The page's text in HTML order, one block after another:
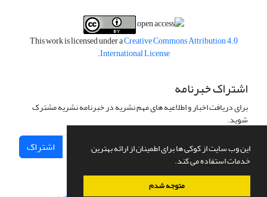
این وب سایت از کوکی ها برای اطمینان از ارائه بهترین
خدمات استفاده می کند.
متوجه شدم
This work is licensed under aCreative Commons Attribution 4.0
International License
.
اشتراک خبرنامه
برای دریافت اخبار و اطلاعیه های مهم نشریه در خبرنامه نشریه مشترک
شوید.
اشتراک